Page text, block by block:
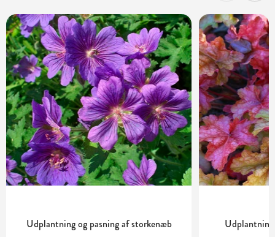
Udplantning og pasning af storkenæb